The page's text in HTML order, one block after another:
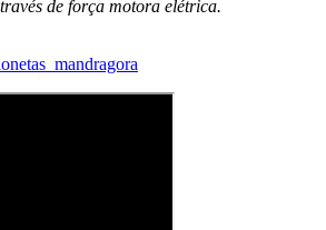
de força motora elétrica.